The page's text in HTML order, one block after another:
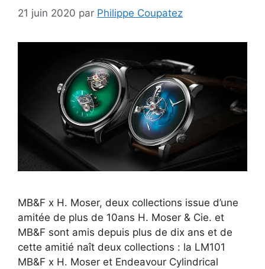
21 juin 2020 par Philippe Coupatez
MB&F x H. Moser, deux collections issue d’une
amitée de plus de 10ans H. Moser & Cie. et
MB&F sont amis depuis plus de dix ans et de
cette amitié naît deux collections : la LM101
MB&F x H. Moser et Endeavour Cylindrical